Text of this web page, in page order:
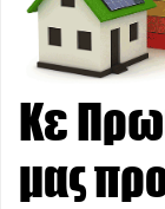
Κε
μας